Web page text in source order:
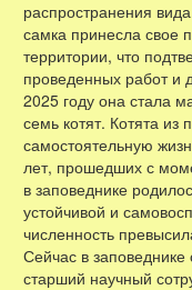
распространения
самка принесла свое
территории, что
проведенных работ и
2025 году она стала
семь котят. Котята из
самостоятельную
лет, прошедших с
в заповеднике
устойчивой и
численность
Сейчас в
старший научный